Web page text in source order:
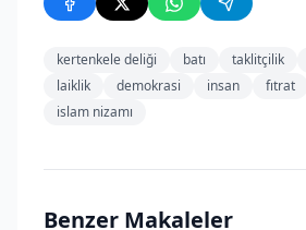
kertenkele deliği batı taklitçilik
laiklik
demokrasi insan fıtrat
islam nizamı
Benzer Makaleler